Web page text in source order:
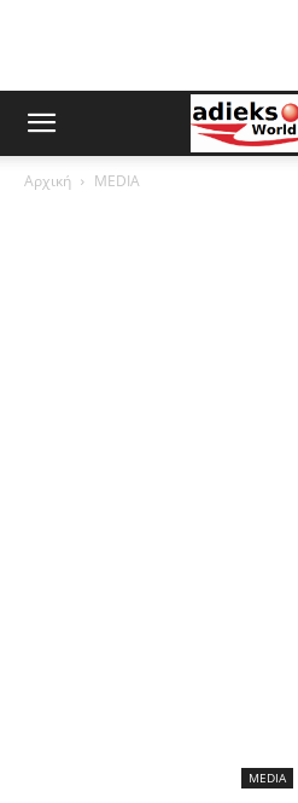
Αρχική MEDIA
MEDIA